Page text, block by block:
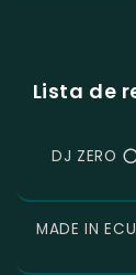
Lista de
DJ ZERO
MADE IN